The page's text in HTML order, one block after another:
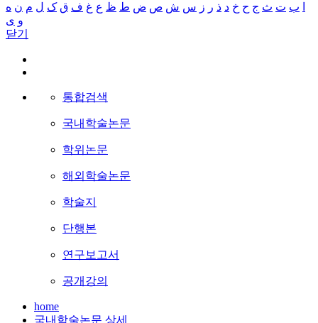
ب ت ث ج ح خ د ذ ر ز س ش ص ض ط ظ ع غ ف ق ک ل م ن ه
و ی
닫기
통합검색
국내학술논문
학위논문
해외학술논문
학술지
단행본
연구보고서
공개강의
home
국내학술논문 상세